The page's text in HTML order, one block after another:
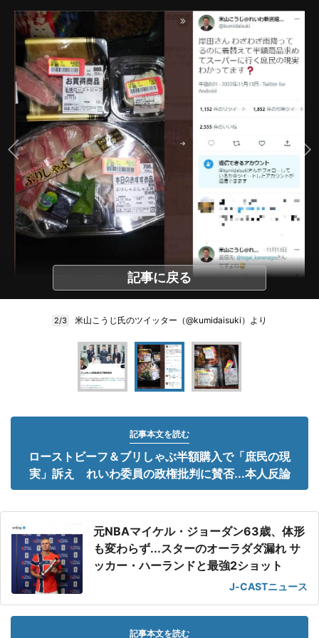
記事に戻る
2/3 米山こうじ氏のツイッター（@kumidaisuki）より
記事本文を読む
ローストビーフ＆ブリしゃぶ半額購入で「庶民の現
実」訴え れいわ委員の政権批判に賛否...本人反論
元NBAマイケル・ジョーダン63歳、体形
も変わらず...スターのオーラダダ漏れ サ
ッカー・ハーランドと最強2ショット
J-CASTニュース
記事本文を読む